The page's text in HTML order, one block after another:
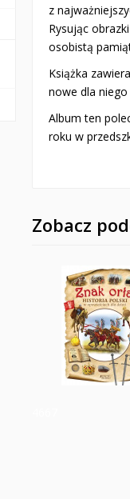
z
Rysując
osobistą
Książka
nowe dla niego
Album ten
roku w
Zobacz